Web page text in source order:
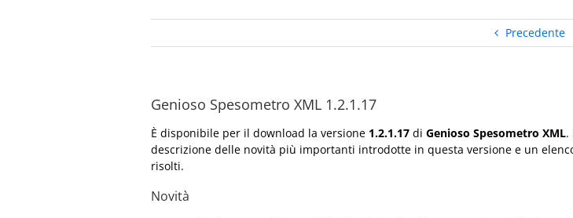
Precedente
Genioso Spesometro XML 1.2.1.17
È disponibile per il download la versione 1.2.1.17 di Genioso Spesometro XML.
descrizione delle novità più importanti introdotte in questa versione e un
risolti.
Novità